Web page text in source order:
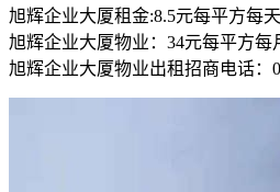
旭辉企业大厦租金:8.5元每平方每天
旭辉企业大厦物业：34元每平方每
旭辉企业大厦物业出租招商电话：